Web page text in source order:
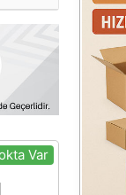
Var